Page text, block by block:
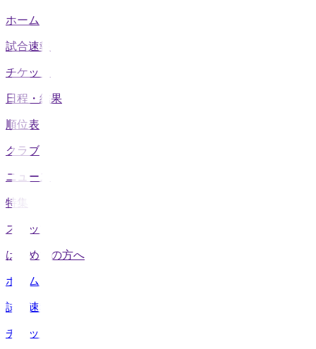
ホーム
試合速報
チケット
日程・結果
順位表
クラブ
ニュース
特集
スタッツ
はじめての方へ
ホーム
試合速報
チケット